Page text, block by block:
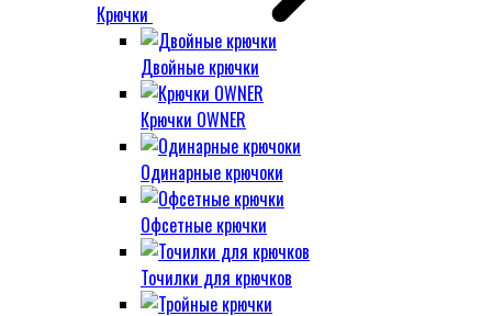
Крючки
Двойные крючки
Крючки OWNER
Одинарные крючоки
Офсетные крючки
Точилки для крючков